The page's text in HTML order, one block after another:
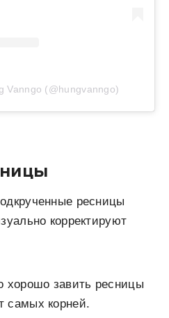
Vanngo (@hungvanngo)
ресницы
корректируют
хорошо завить ресницы
самых корней.